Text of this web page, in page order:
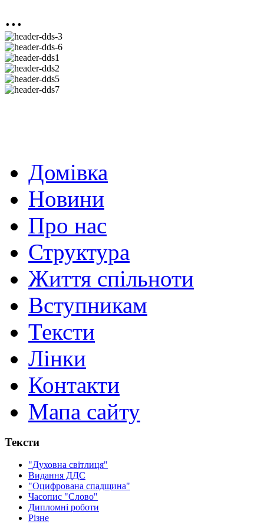
...
Домівка
Новини
Про нас
Структура
Життя спільноти
Вступникам
Тексти
Лінки
Контакти
Мапа сайту
Тексти
"Духовна світлиця"
Видання ДДС
"Оцифрована спадщина"
Часопис "Слово"
Дипломні роботи
Різне